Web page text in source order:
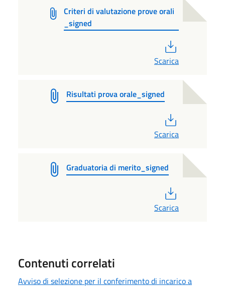
Criteri di valutazione prove orali
_signed
Scarica
Risultati prova orale_signed
Scarica
Graduatoria di merito_signed
Scarica
Contenuti correlati
Avviso di selezione per il conferimento di incarico a